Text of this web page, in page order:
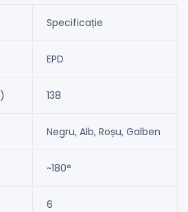
Specificație
EPD
138
Negru, Alb, Roșu, Galben
~180°
6